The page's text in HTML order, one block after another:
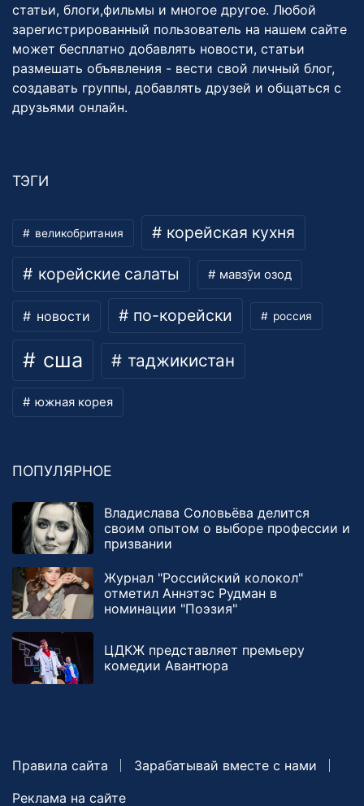
статьи, блоги,фильмы и многое другое. Любой
зарегистрированный пользователь на нашем сайте
может бесплатно добавлять новости, статьи
размешать объявления - вести свой личный блог,
создавать группы, добавлять друзей и общаться с
друзьями онлайн.
ТЭГИ
великобритания корейская кухня
корейские салаты мавзӯи озод
новости по-корейски россия
сша таджикистан
южная корея
ПОПУЛЯРНОЕ
Владислава Соловьёва делится
своим опытом о выборе профессии и
призвании
Журнал "Российский колокол"
отметил Аннэтэс Рудман в
номинации "Поэзия"
ЦДКЖ представляет премьеру
комедии Авантюра
Правила сайта
Зарабатывай вместе с нами
Реклама на сайте